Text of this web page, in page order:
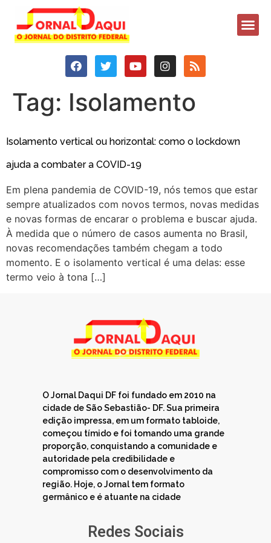
Tag: Isolamento
Isolamento vertical ou horizontal: como o lockdown
ajuda a combater a COVID-19
Em plena pandemia de COVID-19, nós temos que estar
sempre atualizados com novos termos, novas medidas
e novas formas de encarar o problema e buscar ajuda.
À medida que o número de casos aumenta no Brasil,
novas recomendações também chegam a todo
momento. E o isolamento vertical é uma delas: esse
termo veio à tona […]
O Jornal Daqui DF foi fundado em 2010 na
cidade de São Sebastião- DF. Sua primeira
edição impressa, em um formato tabloide,
começou tímido e foi tomando uma grande
proporção, conquistando a comunidade e
autoridade pela credibilidade e
compromisso com o desenvolvimento da
região. Hoje, o Jornal tem formato
germânico e é atuante na cidade
Redes Sociais